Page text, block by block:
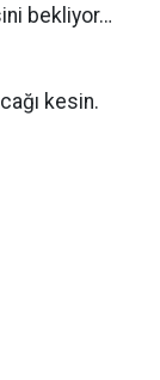
bekliyor…
kesin.